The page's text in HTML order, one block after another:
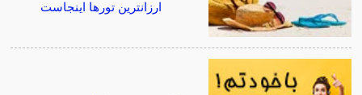
ارزانترین تورها اینجاست